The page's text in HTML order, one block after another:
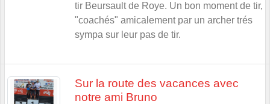
tir Beursault de Roye. Un bon moment de tir,
"coachés" amicalement par un archer trés
sympa sur leur pas de tir.
Sur la route des vacances avec
notre ami Bruno